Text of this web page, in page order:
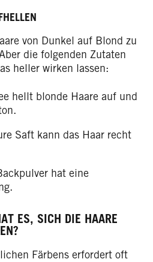
von Dunkel auf Blond zu
die folgenden Zutaten
heller wirken lassen:
hellt blonde Haare auf und
Saft kann das Haar recht
hat eine
ES, SICH DIE HAARE
Färbens erfordert oft